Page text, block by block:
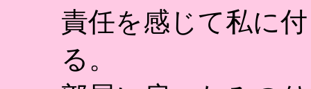
責任を感じて私に
る。